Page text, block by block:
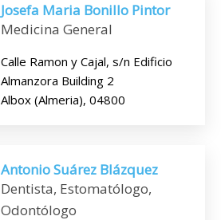
Josefa Maria Bonillo Pintor
Medicina General
Calle Ramon y Cajal, s/n Edificio
Almanzora Building 2
Albox (Almeria), 04800
Antonio Suárez Blázquez
Dentista, Estomatólogo,
Odontólogo